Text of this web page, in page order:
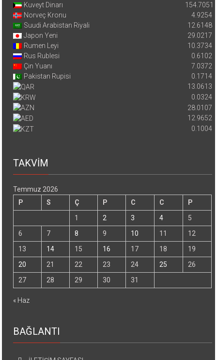
Kuveyt Dinarı
154.7051
Norveç Kronu
4.9254
Suudi Arabistan Riyali
12.6148
Japon Yeni
29.0217
Rumen Leyi
10.3734
Rus Rublesi
0.6102
Çin Yuanı
7.0372
Pakistan Rupisi
0.1714
13.0613
0.0324
28.0107
12.9652
0.1004
TAKVİM
Temmuz 2026
P
S Ç P C C
P
1
2 3 4
5
6
7 8 9 10 11
12
13
14 15 16 17 18
19
20
21 22 23 24 25
26
27
28 29 30 31
« Haz
BAĞLANTI